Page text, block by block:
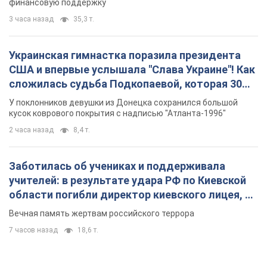
Заботилась об учениках и поддерживала
учителей: в результате удара РФ по Киевской
области погибли директор киевского лицея, её
муж и внук
7 часов назад 18,6 т.